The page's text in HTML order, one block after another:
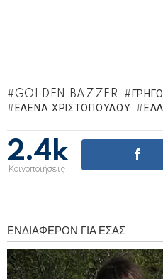
GOLDEN BAZZER
ΈΛΕΝΑ ΧΡΙΣΤΟΠΟΎΛΟΥ
2.4k
Κοινοποιήσεις